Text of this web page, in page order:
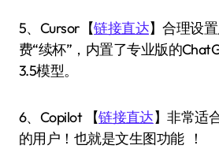
5、Cursor【链接直达】合理设
费“续杯”，内置了专业版的
3.5模型。
6、Copilot 【链接直达】非常适
的用户！也就是文生图功能 ！